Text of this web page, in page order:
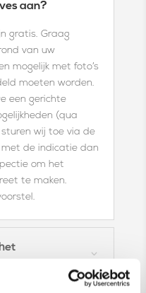
aan?
gratis. Graag
van uw
mogelijk met foto’s
moeten worden.
een gerichte
(qua
wij toe via de
de indicatie dan
om het
te maken.